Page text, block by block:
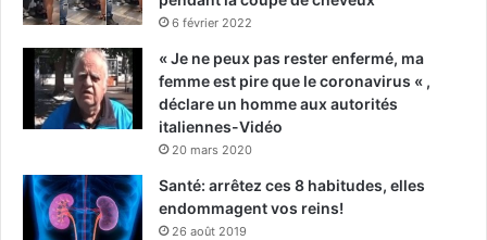
6 février 2022
« Je ne peux pas rester enfermé, ma
femme est pire que le coronavirus « ,
déclare un homme aux autorités
italiennes-Vidéo
20 mars 2020
Santé: arrêtez ces 8 habitudes, elles
endommagent vos reins!
26 août 2019